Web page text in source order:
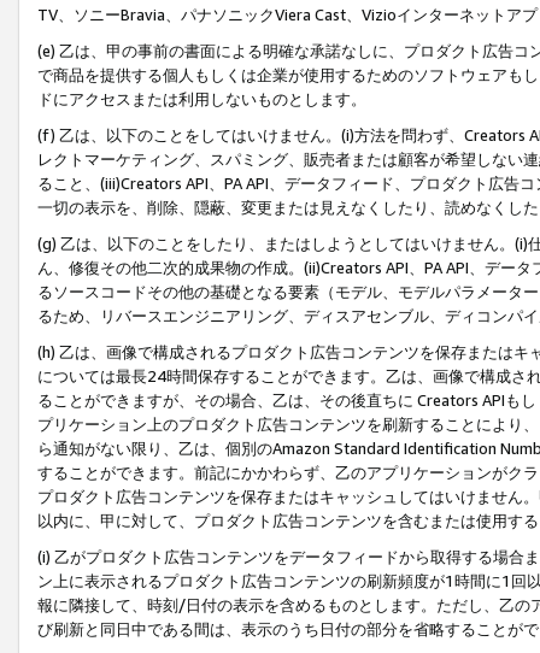
TV、ソニーBravia、パナソニックViera Cast、Vizioインターネットア
(e) 乙は、甲の事前の書面による明確な承諾なしに、プロダクト広告
で商品を提供する個人もしくは企業が使用するためのソフトウェアも
ドにアクセスまたは利用しないものとします。
(f) 乙は、以下のことをしてはいけません。(i)方法を問わず、Creators
レクトマーケティング、スパミング、販売者または顧客が希望しない
ること、(iii)Creators API、PA API、データフィード、プロダクト広告
一切の表示を、削除、隠蔽、変更または見えなくしたり、読めなくし
(g) 乙は、以下のことをしたり、またはしようとしてはいけません。
ん、修復その他二次的成果物の作成。(ii)Creators API、PA API、デー
るソースコードその他の基礎となる要素（モデル、モデルパラメータ
るため、リバースエンジニアリング、ディスアセンブル、ディコンパ
(h) 乙は、画像で構成されるプロダクト広告コンテンツを保存または
については最長24時間保存することができます。乙は、画像で構成
ることができますが、その場合、乙は、その後直ちに Creators APIも
プリケーション上のプロダクト広告コンテンツを刷新することにより
ら通知がない限り、乙は、個別のAmazon Standard Identification
することができます。前記にかかわらず、乙のアプリケーションがク
プロダクト広告コンテンツを保存またはキャッシュしてはいけません
以内に、甲に対して、プロダクト広告コンテンツを含むまたは使用す
(i) 乙がプロダクト広告コンテンツをデータフィードから取得する場合
ン上に表示されるプロダクト広告コンテンツの刷新頻度が1時間に1
報に隣接して、時刻/日付の表示を含めるものとします。ただし、乙
び刷新と同日中である間は、表示のうち日付の部分を省略することが